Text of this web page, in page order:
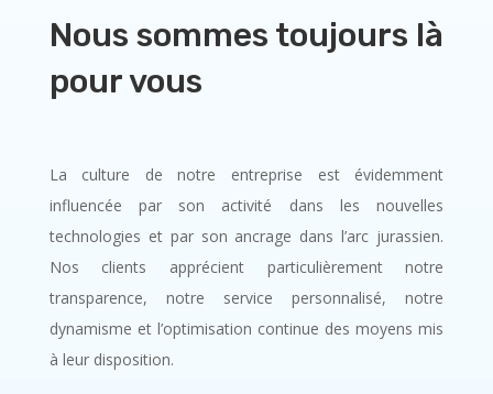
Nous sommes toujours là
pour vous
La culture de notre entreprise est évidemment
influencée par son activité dans les nouvelles
technologies et par son ancrage dans l’arc jurassien.
Nos clients apprécient particulièrement notre
transparence, notre service personnalisé, notre
dynamisme et l’optimisation continue des moyens mis
à leur disposition.